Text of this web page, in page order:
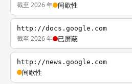
截至 2026 年 间歇性
http://docs.google.com
截至 2026 年 已屏蔽
http://news.google.com
间歇性